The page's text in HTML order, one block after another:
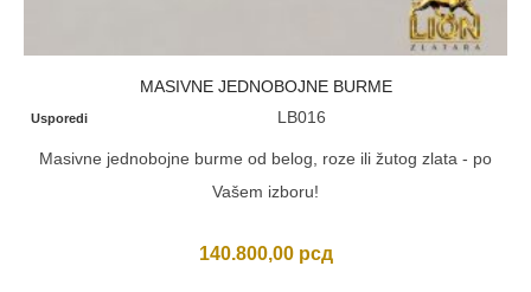
MASIVNE JEDNOBOJNE BURME
Usporedi LB016
Masivne jednobojne burme od belog, roze ili žutog zlata - po
Vašem izboru!
140.800,00 рсд